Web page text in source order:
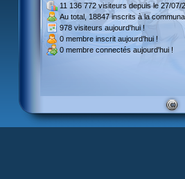
11 136 772 visiteursdepuis le 27/07/
Au total, 18847 inscritsà la
978 visiteurs aujourd'hui !
0 membre inscrit aujourd'hui !
0 membre connectés aujourd'hui !